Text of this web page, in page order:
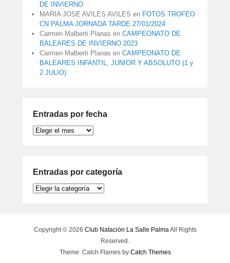
DE INVIERNO.
MARIA JOSE AVILES AVILES en FOTOS TROFEO
CN PALMA JORNADA TARDE 27/01/2024
Carmen Malberti Planas en CAMPEONATO DE
BALEARES DE INVIERNO 2023
Carmen Malberti Planas en CAMPEONATO DE
BALEARES INFANTIL, JUNIOR Y ABSOLUTO (1 y
2 JULIO)
Entradas por fecha
Entradas
Entradas por categoría
Entradas
Copyright © 2026 Club Natación La Salle PalmaAll Rights
Reserved.
Theme: Catch Flames by Catch Themes